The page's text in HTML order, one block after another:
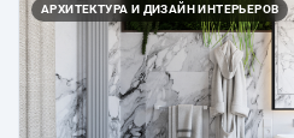
АРХИТЕКТУРА И ДИЗАЙН ИНТЕРЬЕРОВ